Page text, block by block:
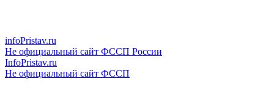
infoPristav.ru
Не официальный сайт ФССП России
InfoPristav.ru
Не официальный сайт ФССП